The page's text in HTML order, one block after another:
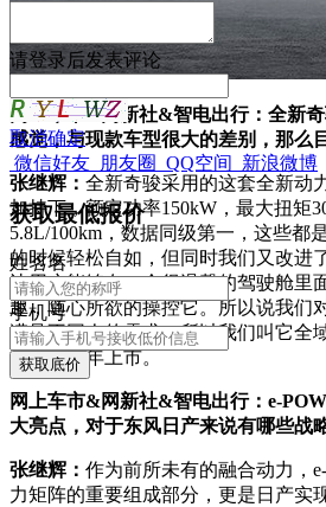
网上车市&网新社&智电出行：全新
感觉，与现款车型很大的差别，那么
张继辉： 全新奇骏采用的这套全新动
加持下，额定功率150kW，最大扭矩
5.8L/100km，数据同级第一，这些都
的时候轻松自如，但同时我们又改进
让用户能够在一个很温馨的驾驶舱里
趣，随心所欲的操控它。所以说我们
满足不同人的需求，所以我们叫它全
今年下半年上市。
网上车市&网新社&智电出行：e-
大亮点，对于东风日产来说有哪些战
张继辉： 作为前所未有的融合动力，
力矩阵的重要组成部分，更是日产实
请登录后发表评论
取消确定
微信好友 朋友圈 QQ空间 新浪微博
获取最低报价
姓名名
手机号
获取底价